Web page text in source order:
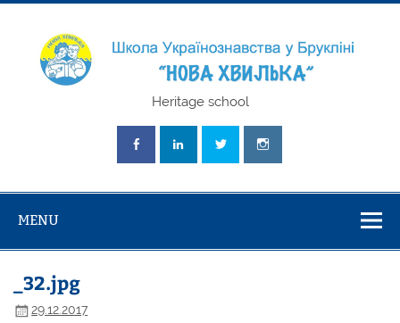
Skip
"Нова
Heritage school
MENU
_32.jpg
29.12.2017